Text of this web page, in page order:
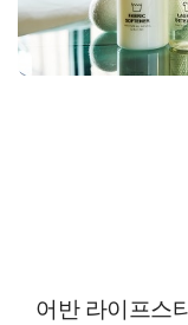
어반 라이프스